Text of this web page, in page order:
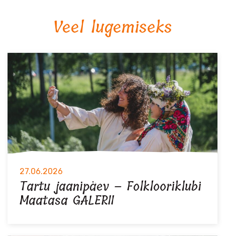
Veel lugemiseks
27.06.2026
Tartu jaanipäev – Folklooriklubi
Maatasa GALERII